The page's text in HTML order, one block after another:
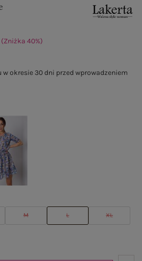
M L XL
(Zniżka 40%)
okresie 30 dni przed wprowadzeniem